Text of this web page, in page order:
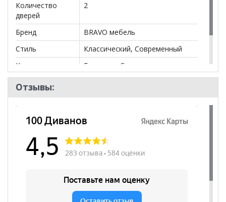
Количество
дверей
2
Бренд
BRAVO мебель
Стиль
Классический, Современный
Комната
Гостиная, Спальня
Пол
Отзывы: